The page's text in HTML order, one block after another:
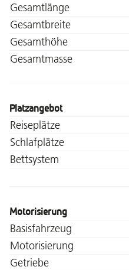
Gesamtlänge
Gesamtbreite
Gesamthöhe
Gesamtmasse
Platzangebot
Reiseplätze
Schlafplätze
Bettsystem
Motorisierung
Basisfahrzeug
Motorisierung
Getriebe